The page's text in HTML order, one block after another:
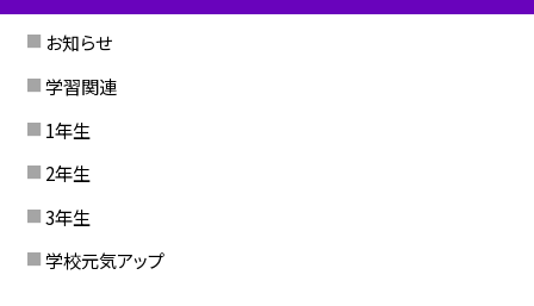
お知らせ
学習関連
1年生
2年生
3年生
学校元気アップ